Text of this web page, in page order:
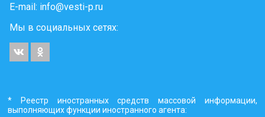
E-mail: info@vesti-p.ru
Мы в социальных сетях:
* Реестр иностранных средств массовой информации,
выполняющих функции иностранного агента: